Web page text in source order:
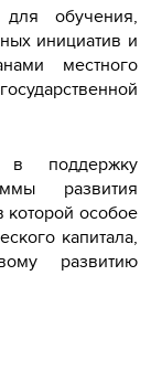
обучения,
инициатив и
местного
в поддержку
развития
особое
капитала,
развитию